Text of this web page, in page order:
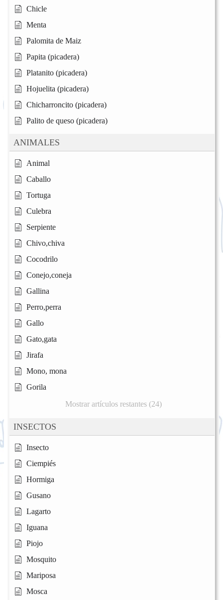
Chicle
Menta
Palomita de Maiz
Papita (picadera)
Platanito (picadera)
Hojuelita (picadera)
Chicharroncito (picadera)
Palito de queso (picadera)
ANIMALES
Animal
Caballo
Tortuga
Culebra
Serpiente
Chivo,chiva
Cocodrilo
Conejo,coneja
Gallina
Perro,perra
Gallo
Gato,gata
Jirafa
Mono, mona
Gorila
Mostrar artículos restantes (24)
INSECTOS
Insecto
Ciempiés
Hormiga
Gusano
Lagarto
Iguana
Piojo
Mosquito
Mariposa
Mosca